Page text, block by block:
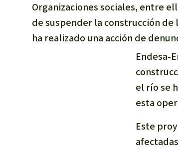
Prensa
Banners Salva la Selva
Widget Salva la Selva
Certificados de donación
Preguntas y Respuestas
Organizaciones sociales, entre
de suspender la construcción
ha realizado una acción de
Endesa-
el río se
esta
Este